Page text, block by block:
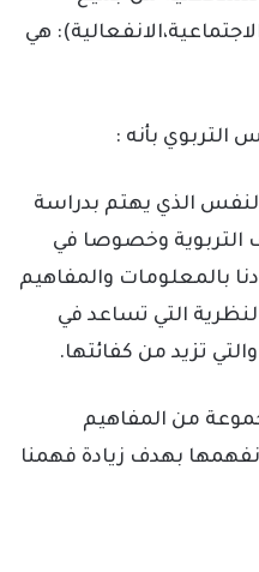
هي
بأنه :
الذي يهتم بدراسة
التربوية وخصوصا في
بالمعلومات والمفاهيم
التي تساعد في
تزيد من كفائتها.
من المفاهيم
بهدف زيادة فهمنا